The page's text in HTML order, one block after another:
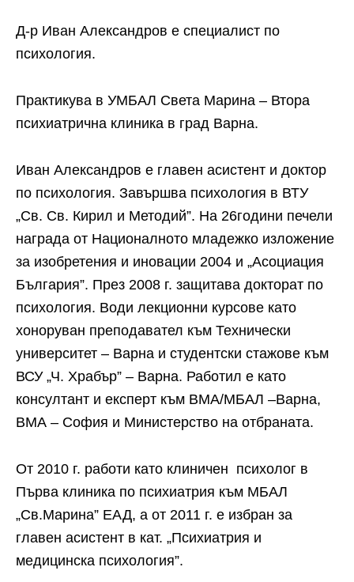
Д-р Иван Александров е специалист по
психология.
Практикува в УМБАЛ Света Марина – Втора
психиатрична клиника в град Варна.
​Иван Александров е главен асистент и доктор
по психология. Завършва психология в ВТУ
„Св. Св. Кирил и Методий”. На 26години печели
награда от Националното младежко изложение
за изобретения и иновации 2004 и „Асоциация
България”. През 2008 г. защитава докторат по
психология. Води лекционни курсове като
хоноруван преподавател към Технически
университет – Варна и студентски стажове към
ВСУ „Ч. Храбър” – Варна. Работил е като
консултант и експерт към ВМА/МБАЛ –Варна,
ВМА – София и Министерство на отбраната.
От 2010 г. работи като клиничен психолог в
Първа клиника по психиатрия към МБАЛ
„Св.Марина” ЕАД, а от 2011 г. е избран за
главен асистент в кат. „Психиатрия и
медицинска психология”.